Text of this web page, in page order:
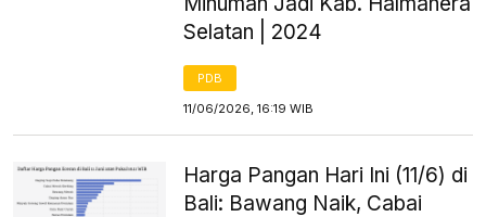
Selatan | 2024
PDB
11/06/2026, 16:19 WIB
Harga Pangan Hari Ini (11/6) di
Bali: Bawang Naik, Cabai